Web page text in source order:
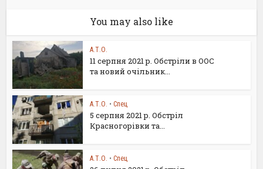
You may also like
А.Т.О.
11 серпня 2021 р. Обстріли в ООС
та новий очільник...
А.Т.О. • Спец
5 серпня 2021 р. Обстріл
Красногорівки та...
А.Т.О. • Спец